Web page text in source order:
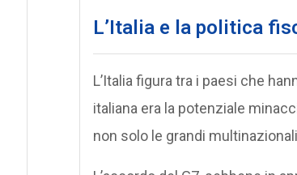
L’Italia e la politica
L’Italia figura tra i paesi che
italiana era la potenziale
non solo le grandi